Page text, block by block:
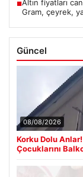
■Altın fiyatları
Gram, çeyrek,
Güncel
08/08/2026
Korku Dolu
Çocuklarını